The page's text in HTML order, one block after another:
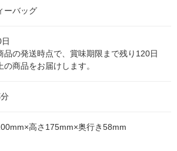
ーバッグ
品の発送時点で、賞味期限まで残り120日
の商品をお届けします。
高さ175mm×奥行き58mm